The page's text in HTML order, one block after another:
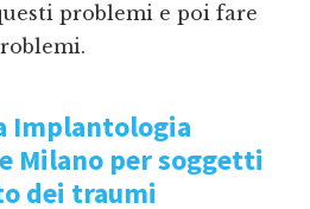
problemi e poi fare
Implantologia
Milano per soggetti
dei traumi